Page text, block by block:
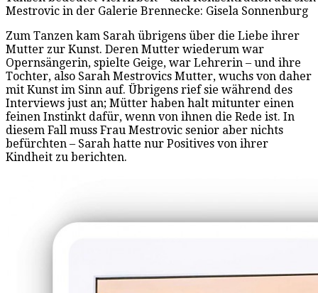
Mestrovic in der Galerie Brennecke: Gisela Sonnenburg
Zum Tanzen kam Sarah übrigens über die Liebe ihrer
Mutter zur Kunst. Deren Mutter wiederum war
Opernsängerin, spielte Geige, war Lehrerin – und ihre
Tochter, also Sarah Mestrovics Mutter, wuchs von daher
mit Kunst im Sinn auf. Übrigens rief sie während des
Interviews just an; Mütter haben halt mitunter einen
feinen Instinkt dafür, wenn von ihnen die Rede ist. In
diesem Fall muss Frau Mestrovic senior aber nichts
befürchten – Sarah hatte nur Positives von ihrer
Kindheit zu berichten.